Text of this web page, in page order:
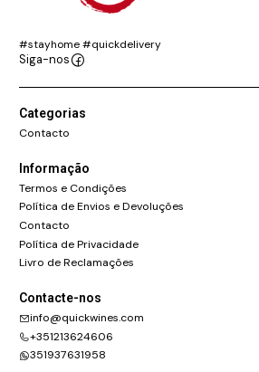
#stayhome #quickdelivery
Siga-nos
Categorias
Contacto
Informação
Termos e Condições
Política de Envios e Devoluções
Contacto
Política de Privacidade
Livro de Reclamações
Contacte-nos
info@quickwines.com
+351213624606
351937631958